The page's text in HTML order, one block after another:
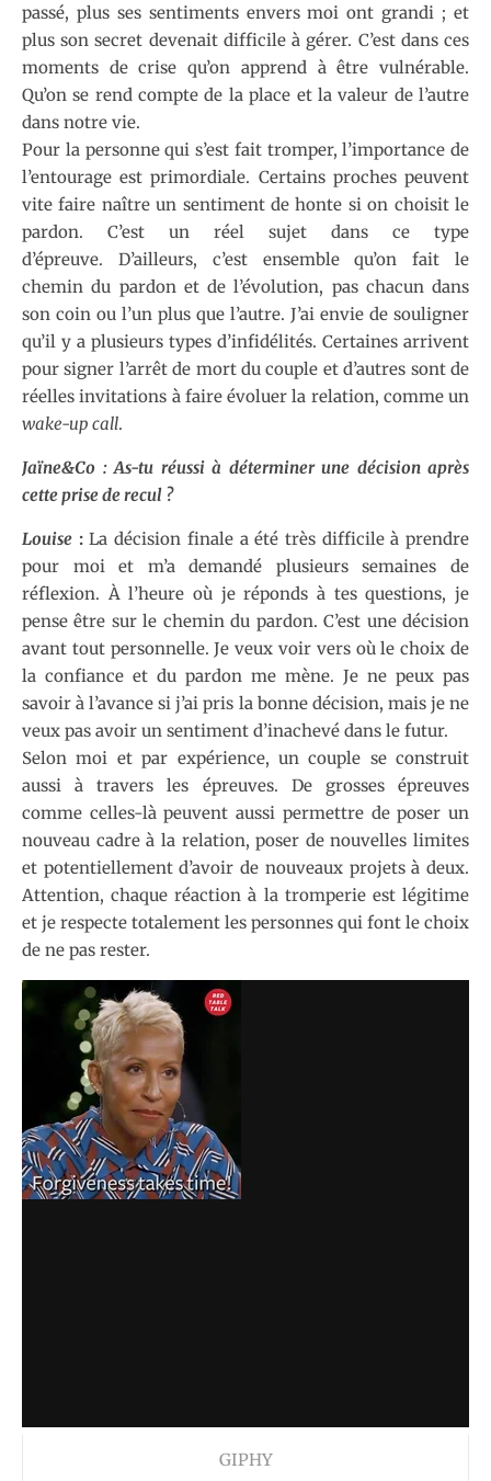
passé, plus ses sentiments envers moi ont grandi ; et
plus son secret devenait difficile à gérer. C’est dans ces
moments de crise qu’on apprend à être vulnérable.
Qu’on se rend compte de la place et la valeur de l’autre
dans notre vie.
Pour la personne qui s’est fait tromper, l’importance de
l’entourage est primordiale. Certains proches peuvent
vite faire naître un sentiment de honte si on choisit le
pardon. C’est un réel sujet dans ce type
d’épreuve. D’ailleurs, c’est ensemble qu’on fait le
chemin du pardon et de l’évolution, pas chacun dans
son coin ou l’un plus que l’autre. J’ai envie de souligner
qu’il y a plusieurs types d’infidélités. Certaines arrivent
pour signer l’arrêt de mort du couple et d’autres sont de
réelles invitations à faire évoluer la relation, comme un
wake-up call.
Jaïne&Co : As-tu réussi à déterminer une décision après
cette prise de recul ?
Louise :La décision finale a été très difficile à prendre
pour moi et m’a demandé plusieurs semaines de
réflexion. À l’heure où je réponds à tes questions, je
pense être sur le chemin du pardon. C’est une décision
avant tout personnelle. Je veux voir vers où le choix de
la confiance et du pardon me mène. Je ne peux pas
savoir à l’avance si j’ai pris la bonne décision, mais je ne
veux pas avoir un sentiment d’inachevé dans le futur.
Selon moi et par expérience, un couple se construit
aussi à travers les épreuves. De grosses épreuves
comme celles-là peuvent aussi permettre de poser un
nouveau cadre à la relation, poser de nouvelles limites
et potentiellement d’avoir de nouveaux projets à deux.
Attention, chaque réaction à la tromperie est légitime
et je respecte totalement les personnes qui font le choix
de ne pas rester.
GIPHY